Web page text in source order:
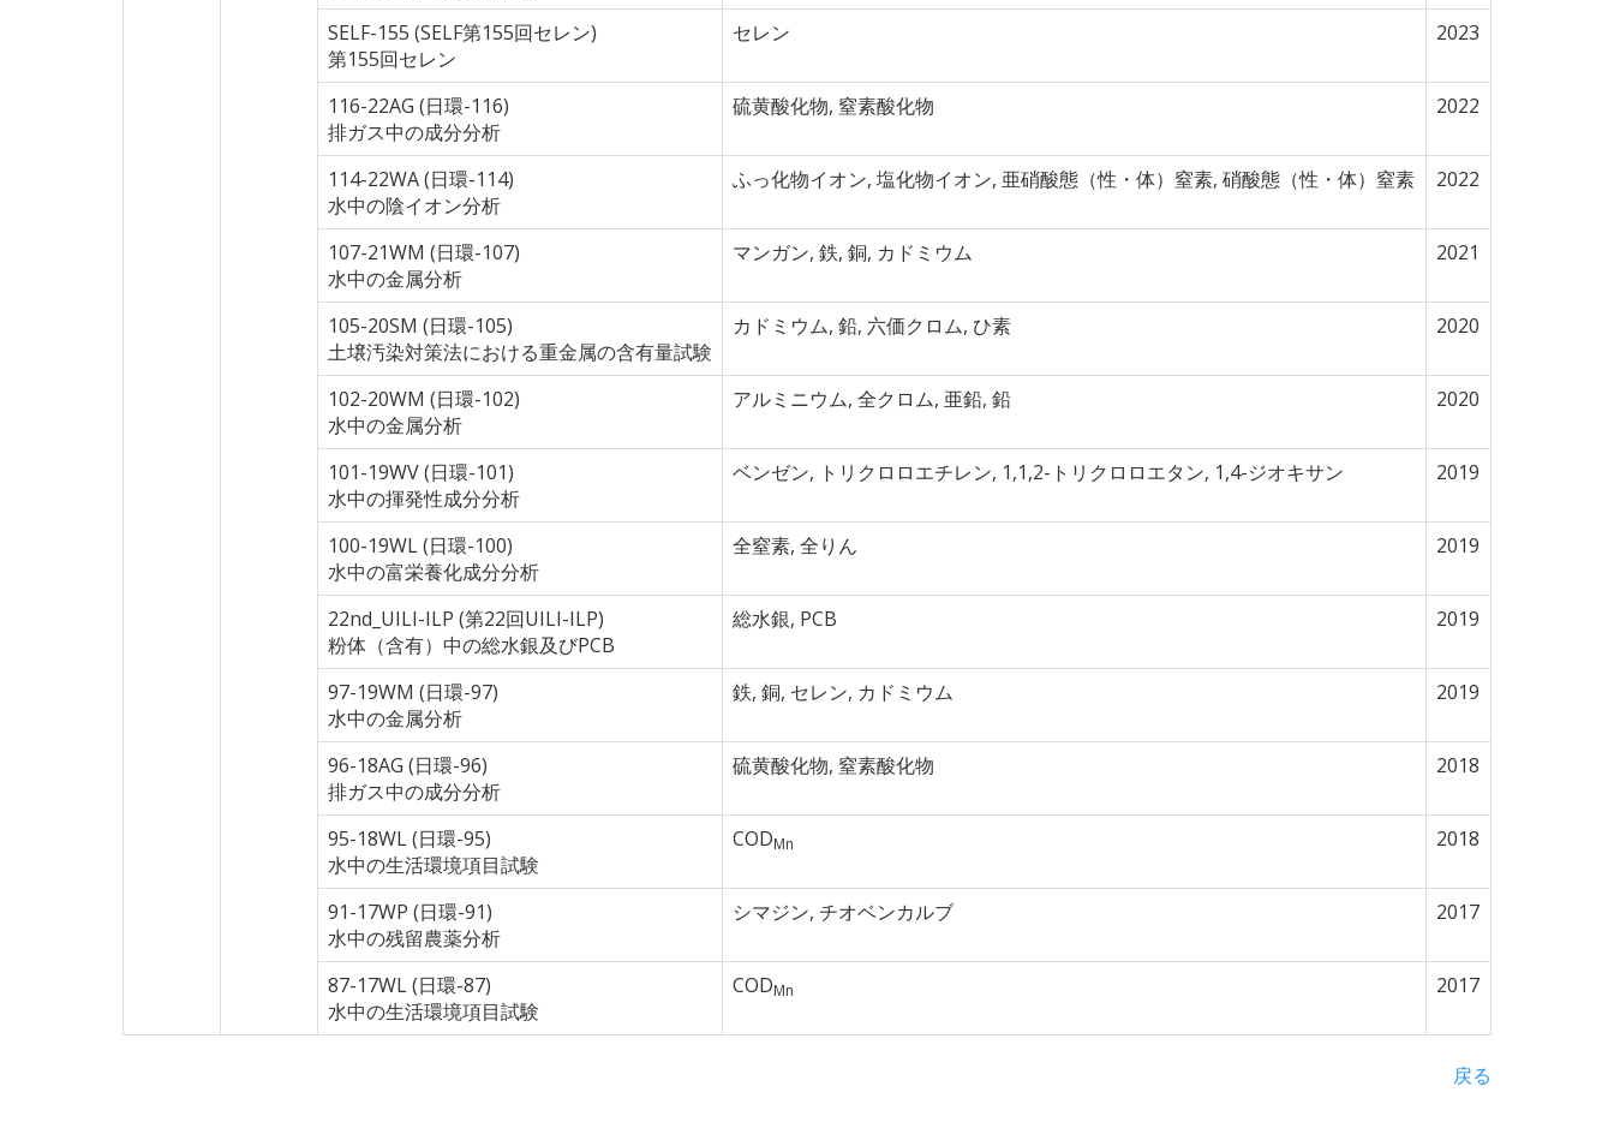
SELF-155 (SELF第155回セレン)
第155回セレン
セレン 2023
116-22AG (日環-116)
排ガス中の成分分析
硫黄酸化物, 窒素酸化物 2022
114-22WA (日環-114)
水中の陰イオン分析
ふっ化物イオン, 塩化物イオン, 亜硝酸態（性・体）窒素, 硝酸態（性・体）窒素 2022
107-21WM (日環-107)
水中の金属分析
マンガン, 鉄, 銅, カドミウム 2021
105-20SM (日環-105)
土壌汚染対策法における重金属の含有量試験
カドミウム, 鉛, 六価クロム, ひ素 2020
102-20WM (日環-102)
水中の金属分析
アルミニウム, 全クロム, 亜鉛, 鉛 2020
101-19WV (日環-101)
水中の揮発性成分分析
ベンゼン, トリクロロエチレン, 1,1,2-トリクロロエタン, 1,4-ジオキサン 2019
100-19WL (日環-100)
水中の富栄養化成分分析
全窒素, 全りん 2019
22nd_UILI-ILP (第22回UILI-ILP)
粉体（含有）中の総水銀及びPCB
総水銀, PCB 2019
97-19WM (日環-97)
水中の金属分析
鉄, 銅, セレン, カドミウム 2019
96-18AG (日環-96)
排ガス中の成分分析
硫黄酸化物, 窒素酸化物 2018
95-18WL (日環-95)
水中の生活環境項目試験
CODMn 2018
91-17WP (日環-91)
水中の残留農薬分析
シマジン, チオベンカルブ 2017
87-17WL (日環-87)
水中の生活環境項目試験
CODMn 2017
戻る